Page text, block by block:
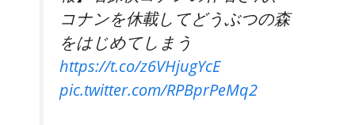
コナンを休載してどうぶつの森
をはじめてしまう
https://t.co/z6VHjugYcE
pic.twitter.com/RPBprPeMq2